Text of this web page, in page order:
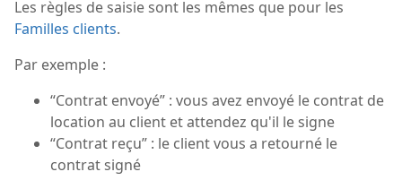
Les règles de saisie sont les mêmes que pour les
Familles clients.
Par exemple :
“Contrat envoyé” : vous avez envoyé le contrat de
location au client et attendez qu'il le signe
“Contrat reçu” : le client vous a retourné le
contrat signé